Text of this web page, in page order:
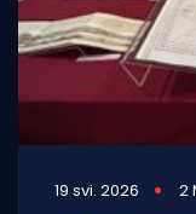
19 svi. 2026 2